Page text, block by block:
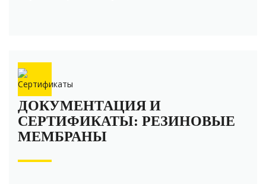
ДОКУМЕНТАЦИЯ И
СЕРТИФИКАТЫ: РЕЗИНОВЫЕ
МЕМБРАНЫ